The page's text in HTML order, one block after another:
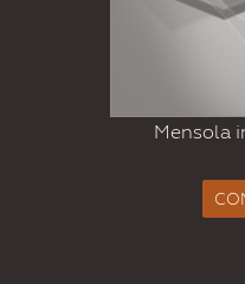
Mensola